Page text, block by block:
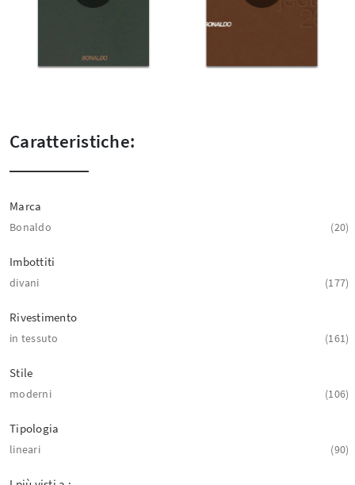
Caratteristiche:
Marca
Bonaldo 20
Imbottiti
divani 177
Rivestimento
in tessuto 161
Stile
moderni 106
Tipologia
lineari 90